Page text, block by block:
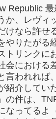
Republic
か、レヴィ
けなら許せ
やりたがる
トリンクに
会における
言われれば
紹介してい
の件は、
なってるよ